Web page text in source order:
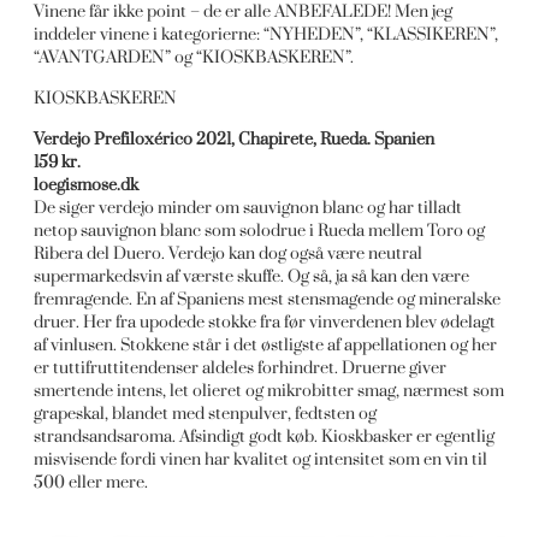
Vinene får ikke point – de er alle ANBEFALEDE! Men jeg
inddeler vinene i kategorierne: “NYHEDEN”, “KLASSIKEREN”,
“AVANTGARDEN” og “KIOSKBASKEREN”.
KIOSKBASKEREN
Verdejo Prefiloxérico 2021, Chapirete, Rueda. Spanien
159 kr.
loegismose.dk
De siger verdejo minder om sauvignon blanc og har tilladt
netop sauvignon blanc som solodrue i Rueda mellem Toro og
Ribera del Duero. Verdejo kan dog også være neutral
supermarkedsvin af værste skuffe. Og så, ja så kan den være
fremragende. En af Spaniens mest stensmagende og mineralske
druer. Her fra upodede stokke fra før vinverdenen blev ødelagt
af vinlusen. Stokkene står i det østligste af appellationen og her
er tuttifruttitendenser aldeles forhindret. Druerne giver
smertende intens, let olieret og mikrobitter smag, nærmest som
grapeskal, blandet med stenpulver, fedtsten og
strandsandsaroma. Afsindigt godt køb. Kioskbasker er egentlig
misvisende fordi vinen har kvalitet og intensitet som en vin til
500 eller mere.